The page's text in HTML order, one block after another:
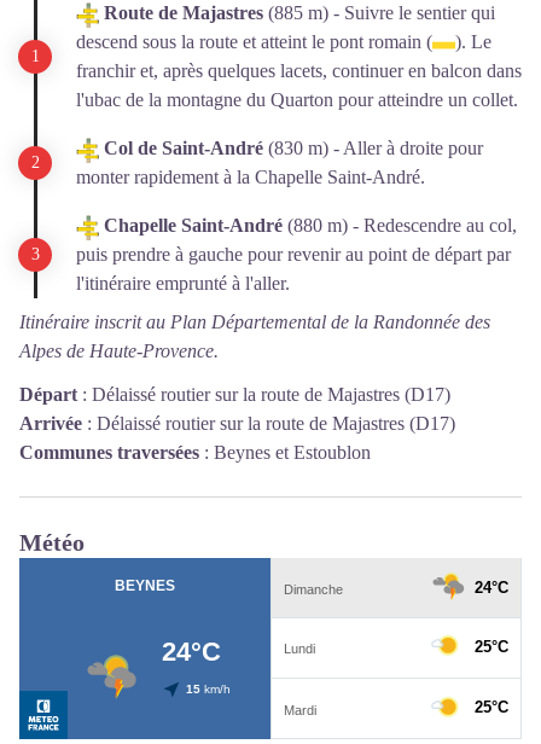
Route de Majastres (885 m) - Suivre le sentier qui
descend sous la route et atteint le pont romain (
). Le
franchir et, après quelques lacets, continuer en balcon dans
l'ubac de la montagne du Quarton pour atteindre un collet.
Col de Saint-André (830 m) - Aller à droite pour
monter rapidement à la Chapelle Saint-André.
Chapelle Saint-André (880 m) - Redescendre au col,
puis prendre à gauche pour revenir au point de départ par
l'itinéraire emprunté à l'aller.
Itinéraire inscrit au Plan Départemental de la Randonnée des
Alpes de Haute-Provence.
Départ : Délaissé routier sur la route de Majastres (D17)
Arrivée : Délaissé routier sur la route de Majastres (D17)
Communes traversées : Beynes et Estoublon
Météo